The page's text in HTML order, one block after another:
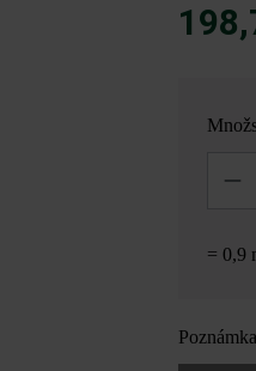
= 0,9